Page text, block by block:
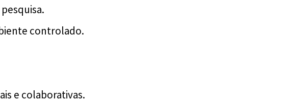
controlado.
e colaborativas.